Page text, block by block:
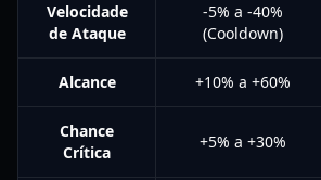
Velocidade
de Ataque
-5% a -40%
(Cooldown)
Alcance +10% a +60%
Chance
Crítica
+5% a +30%